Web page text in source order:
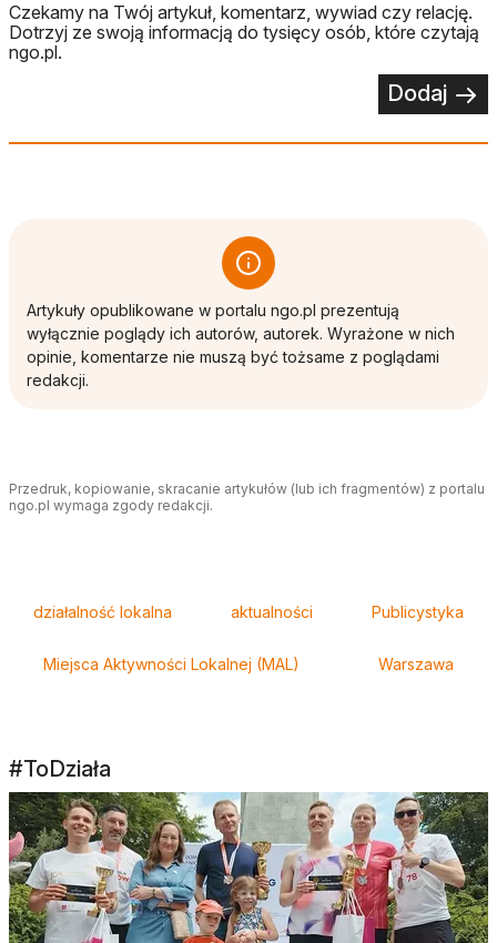
Czekamy na Twój artykuł, komentarz, wywiad czy relację.
Dotrzyj ze swoją informacją do tysięcy osób, które czytają
ngo.pl.
Dodaj
Artykuły opublikowane w portalu ngo.pl prezentują
wyłącznie poglądy ich autorów, autorek. Wyrażone w nich
opinie, komentarze nie muszą być tożsame z poglądami
redakcji.
Przedruk, kopiowanie, skracanie artykułów (lub ich fragmentów) z portalu
ngo.pl wymaga zgody redakcji.
działalność lokalna aktualności Publicystyka
Miejsca Aktywności Lokalnej (MAL) Warszawa
#ToDziała